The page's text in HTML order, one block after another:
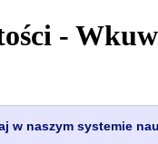
-
w naszym systemie